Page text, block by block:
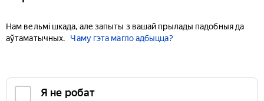
Нам вельмі шкада, але запыты з вашай прылады падобныя да
аўтаматычных.
Чаму гэта магло адбыцца?
Я не робат